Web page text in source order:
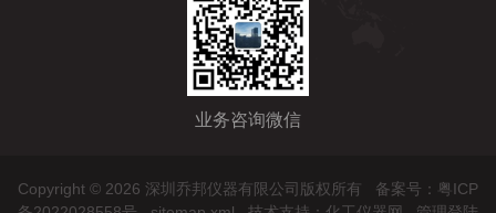
业务咨询微信
Copyright © 2026 深圳乔邦仪器有限公司版权所有 备案号：粤ICP